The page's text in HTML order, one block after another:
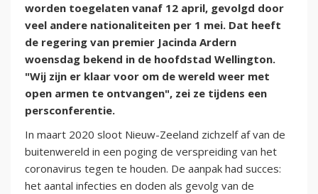
worden toegelaten vanaf 12 april, gevolgd door
veel andere nationaliteiten per 1 mei. Dat heeft
de regering van premier Jacinda Ardern
woensdag bekend in de hoofdstad Wellington.
"Wij zijn er klaar voor om de wereld weer met
open armen te ontvangen", zei ze tijdens een
persconferentie.
In maart 2020 sloot Nieuw-Zeeland zichzelf af van de
buitenwereld in een poging de verspreiding van het
coronavirus tegen te houden. De aanpak had succes:
het aantal infecties en doden als gevolg van de